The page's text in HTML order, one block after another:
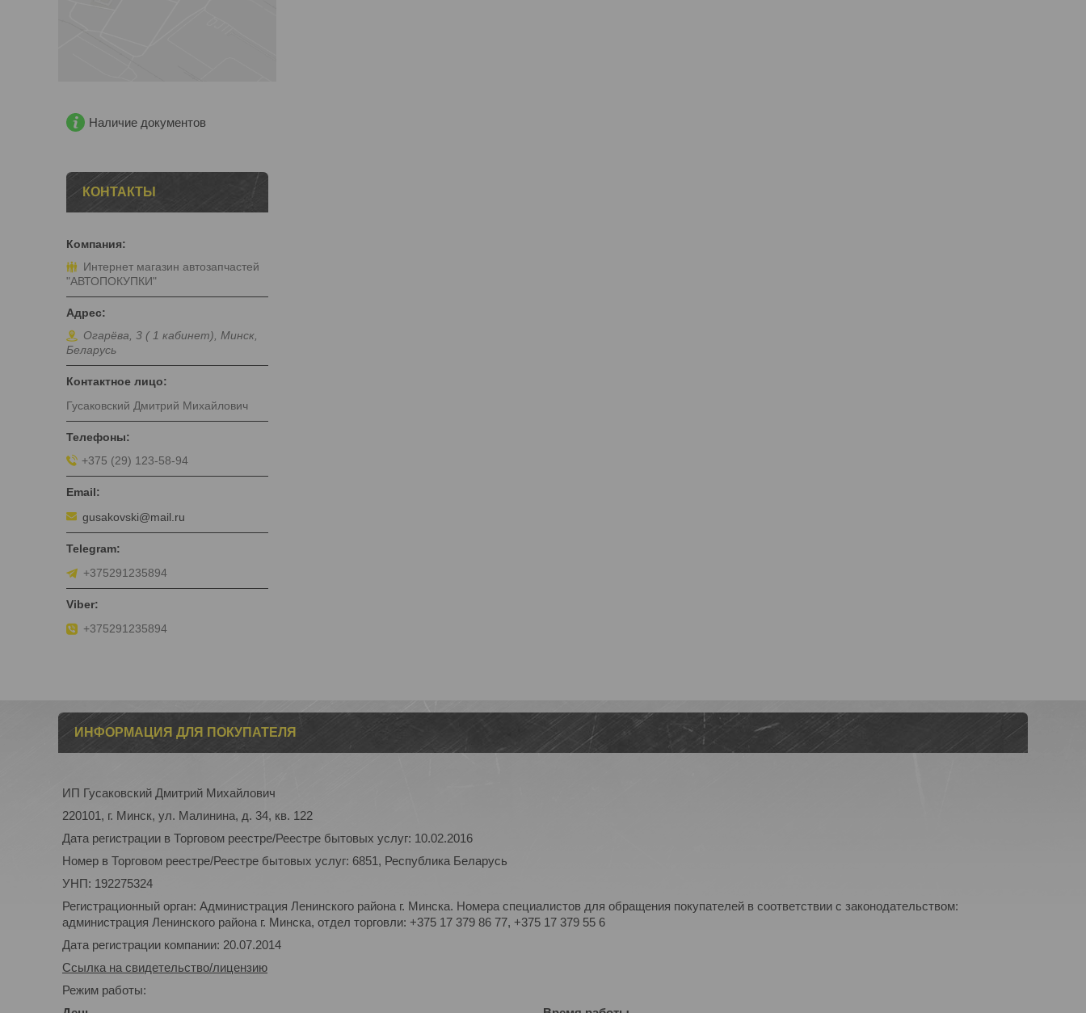
Наличие документов
КОНТАКТЫ
Интернет магазин автозапчастей
"АВТОПОКУПКИ"
Огарёва, 3 ( 1 кабинет), Минск,
Беларусь
Гусаковский Дмитрий Михайлович
+375 (29) 123-58-94
gusakovski@mail.ru
+375291235894
+375291235894
ИНФОРМАЦИЯ ДЛЯ ПОКУПАТЕЛЯ
ИП Гусаковский Дмитрий Михайлович
220101, г. Минск, ул. Малинина, д. 34, кв. 122
Дата регистрации в Торговом реестре/Реестре бытовых услуг: 10.02.2016
Номер в Торговом реестре/Реестре бытовых услуг: 6851, Республика Беларусь
УНП: 192275324
Регистрационный орган: Администрация Ленинского района г. Минска. Номера специалистов для обращения покупателей в соответствии с законодательством:
администрация Ленинского района г. Минска, отдел торговли: +375 17 379 86 77, +375 17 379 55 6
Дата регистрации компании: 20.07.2014
Ссылка на свидетельство/лицензию
Режим работы: